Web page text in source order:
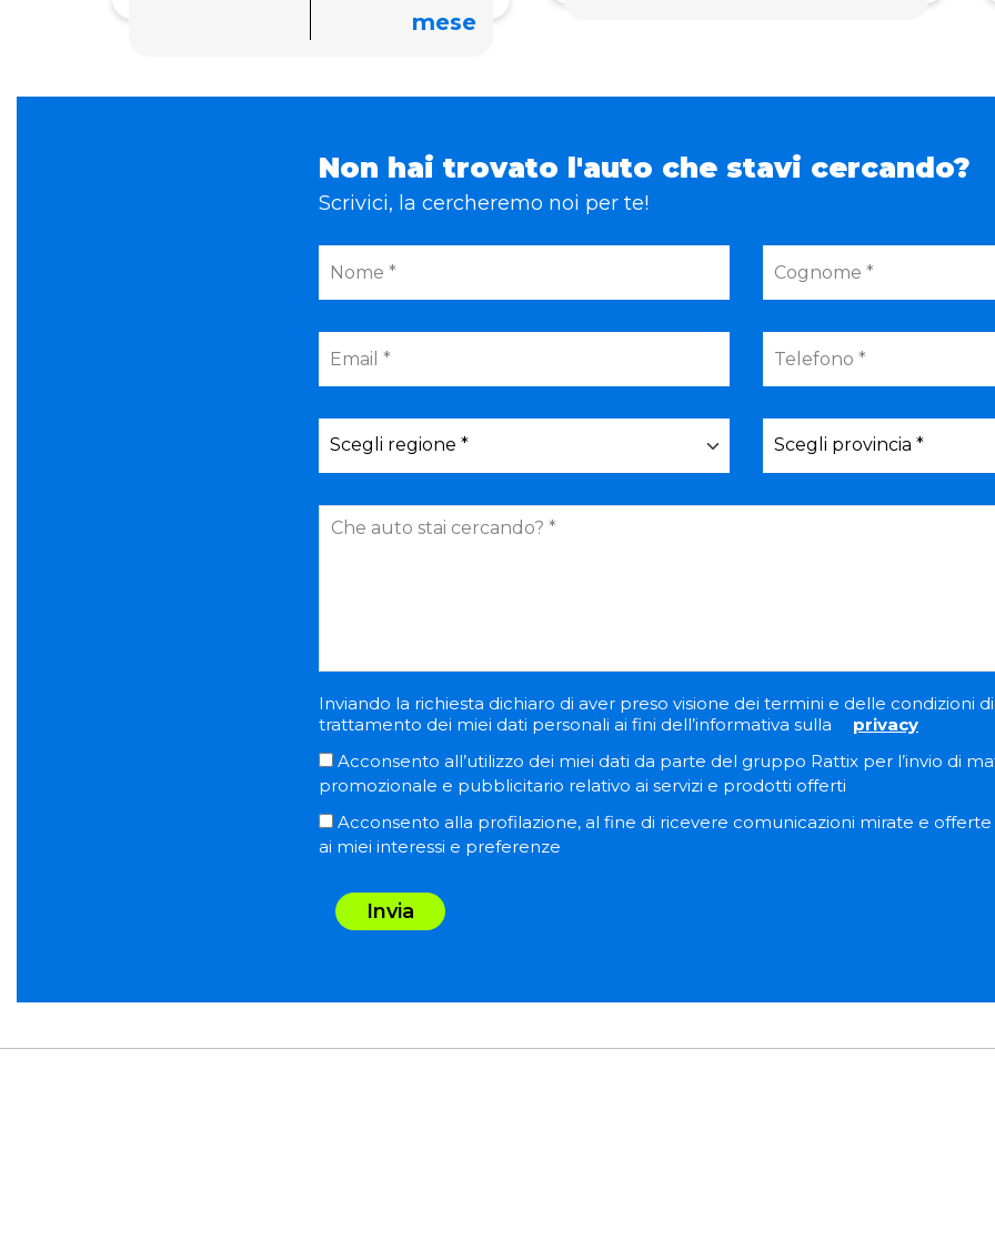
mese
Non hai trovato l'auto che stavi cercando?
Scrivici, la cercheremo noi per te!
Inviando la richiesta dichiaro di aver preso visione dei termini e delle condizioni
trattamento dei miei dati personali ai fini dell’informativa sulla
privacy
Acconsento all’utilizzo dei miei dati da parte del gruppo Rattix per l’invio di
promozionale e pubblicitario relativo ai servizi e prodotti offerti
Acconsento alla profilazione, al fine di ricevere comunicazioni mirate e offerte
ai miei interessi e preferenze
Invia